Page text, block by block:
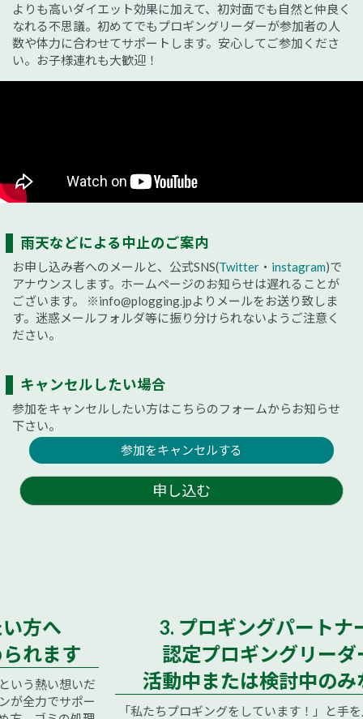
よりも高いダイエット効果に加えて、初対面でも自然と仲良く
なれる不思議。初めてでもプロギングリーダーが参加者の人
数や体力に合わせてサポートします。安心してご参加くださ
い。お子様連れも大歓迎！
雨天などによる中止のご案内
お申し込み者へのメールと、公式SNS(Twitter ・ instagram)で
アナウンスします。ホームページのお知らせは遅れることが
ございます。
※info@plogging.jpよりメールをお送り致しま
す。迷惑メールフォルダ等に振り分けられないようご注意く
ださい。
キャンセルしたい場合
参加をキャンセルしたい方はこちらのフォームからお知らせ
下さい。
参加をキャンセルする
申し込む
3. プロギングパートナー団体/
認定プロギングリーダー募集
活動中または検討中のみなさまへ
「私たちプロギングをしています！」と手を上げてくれれば、